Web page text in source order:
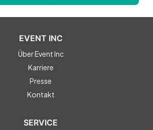
EVENT INC
Über Event Inc
Karriere
Presse
Kontakt
SERVICE